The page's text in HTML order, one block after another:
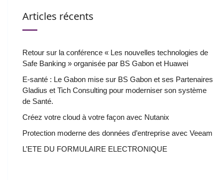
Articles récents
Retour sur la conférence « Les nouvelles technologies de
Safe Banking » organisée par BS Gabon et Huawei
E-santé : Le Gabon mise sur BS Gabon et ses Partenaires
Gladius et Tich Consulting pour moderniser son système
de Santé.
Créez votre cloud à votre façon avec Nutanix
Protection moderne des données d’entreprise avec Veeam
L’ETE DU FORMULAIRE ELECTRONIQUE